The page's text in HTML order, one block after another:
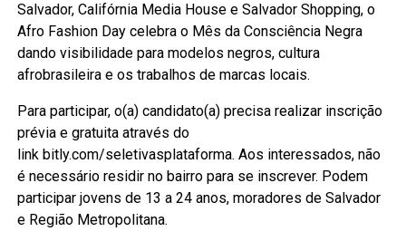
Salvador, Califórnia Media House e Salvador Shopping, o
Afro Fashion Day celebra o Mês da Consciência Negra
dando visibilidade para modelos negros, cultura
afrobrasileira e os trabalhos de marcas locais.
Para participar, o(a) candidato(a) precisa realizar inscrição
prévia e gratuita através do
link bitly.com/seletivasplataforma. Aos interessados, não
é necessário residir no bairro para se inscrever. Podem
participar jovens de 13 a 24 anos, moradores de Salvador
e Região Metropolitana.